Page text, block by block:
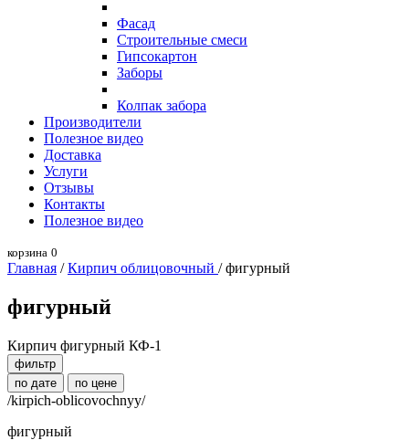
Фасад
Строительные смеси
Гипсокартон
Заборы
Колпак забора
Производители
Полезное видео
Доставка
Услуги
Отзывы
Контакты
Полезное видео
корзина 0
Главная /Кирпич облицовочный / фигурный
фигурный
Кирпич фигурный КФ-1
фильтр
по дате
по цене
/kirpich-oblicovochnyy/
фигурный